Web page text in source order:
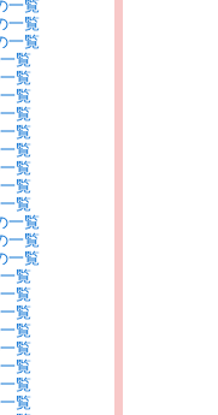
一覧
一覧
一覧
覧
覧
覧
覧
覧
覧
覧
覧
覧
一覧
一覧
一覧
覧
覧
覧
覧
覧
覧
覧
覧